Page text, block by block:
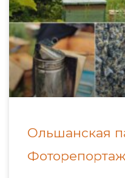
Ольшанская
Фоторепортаж